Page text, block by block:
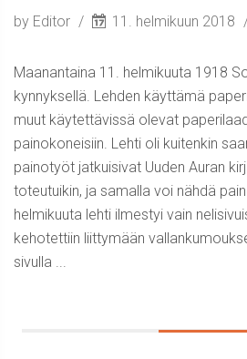
by Editor 11. helmikuun 2018
Maanantaina 11. helmikuuta 1918
kynnyksellä. Lehden käyttämä
muut käytettävissä olevat
painokoneisiin. Lehti oli kuitenkin
painotyöt jatkuisivat Uuden Auran
toteutuikin, ja samalla voi nähdä
helmikuuta lehti ilmestyi vain
kehotettiin liittymään
sivulla ...